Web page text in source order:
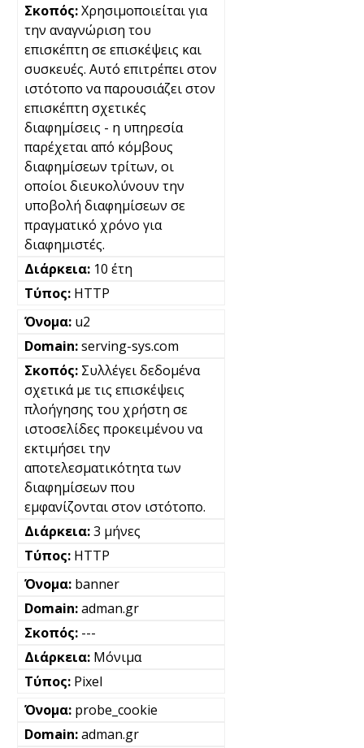
Χρησιμοποιείται για
την αναγνώριση του
επισκέπτη σε επισκέψεις και
συσκευές. Αυτό επιτρέπει στον
ιστότοπο να παρουσιάζει στον
επισκέπτη σχετικές
διαφημίσεις - η υπηρεσία
παρέχεται από κόμβους
διαφημίσεων τρίτων, οι
οποίοι διευκολύνουν την
υποβολή διαφημίσεων σε
πραγματικό χρόνο για
διαφημιστές.
10 έτη
HTTP
u2
serving-sys.com
Συλλέγει δεδομένα
σχετικά με τις επισκέψεις
πλοήγησης του χρήστη σε
ιστοσελίδες προκειμένου να
εκτιμήσει την
αποτελεσματικότητα των
διαφημίσεων που
εμφανίζονται στον ιστότοπο.
3 μήνες
HTTP
banner
adman.gr
---
Μόνιμα
Pixel
probe_cookie
adman.gr